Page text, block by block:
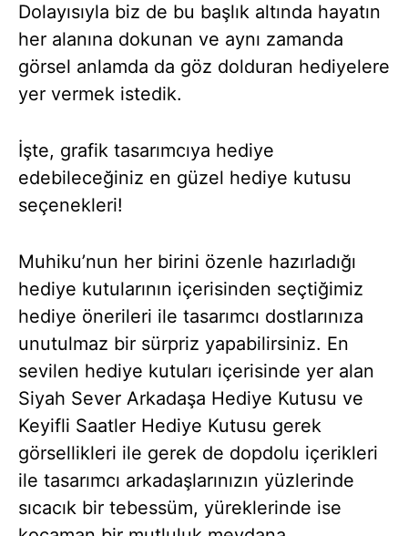
Dolayısıyla biz de bu başlık altında hayatın
her alanına dokunan ve aynı zamanda
görsel anlamda da göz dolduran hediyelere
yer vermek istedik.
İşte, grafik tasarımcıya hediye
edebileceğiniz en güzel hediye kutusu
seçenekleri!
Muhiku’nun her birini özenle hazırladığı
hediye kutularının içerisinden seçtiğimiz
hediye önerileri ile tasarımcı dostlarınıza
unutulmaz bir sürpriz yapabilirsiniz. En
sevilen hediye kutuları içerisinde yer alan
Siyah Sever Arkadaşa Hediye Kutusu ve
Keyifli Saatler Hediye Kutusu gerek
görsellikleri ile gerek de dopdolu içerikleri
ile tasarımcı arkadaşlarınızın yüzlerinde
sıcacık bir tebessüm, yüreklerinde ise